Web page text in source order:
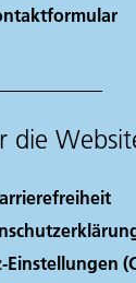
die
Einstellungen